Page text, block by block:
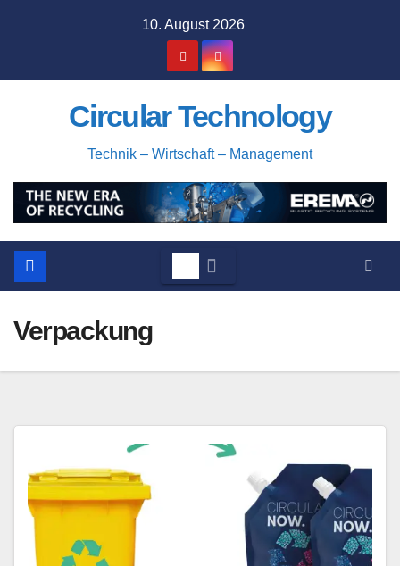
10. August 2026
Circular Technology
Technik – Wirtschaft – Management
Verpackung